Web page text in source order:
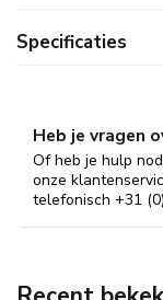
Specificaties
Heb je vragen
Of heb je hulp
onze
telefonisch +31